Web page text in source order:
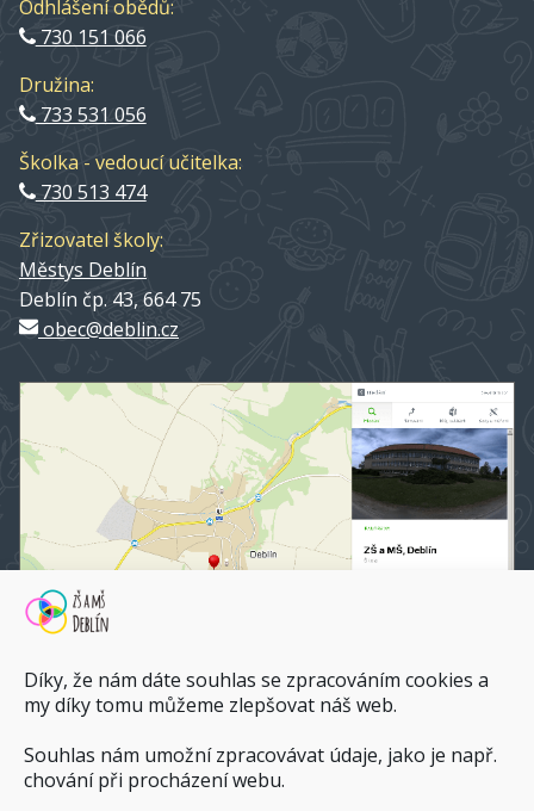
Díky, že nám dáte souhlas se zpracováním cookies a
my díky tomu můžeme zlepšovat náš web.
Souhlas nám umožní zpracovávat údaje, jako je např.
chování při procházení webu.
Odhlášení obědů:
730 151 066
Družina:
733 531 056
Školka - vedoucí učitelka:
730 513 474
Zřizovatel školy:
Městys Deblín
Deblín čp. 43, 664 75
obec@deblin.cz
ZŠ a MŠ Deblín na mapy.cz